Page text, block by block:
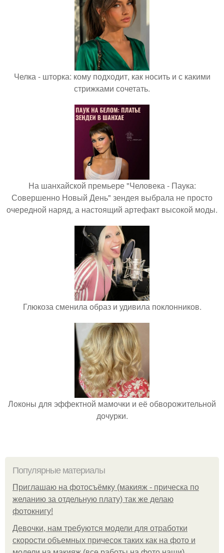
Челка - шторка: кому подходит, как носить и с какими
стрижками сочетать.
На шанхайской премьере "Человека - Паука:
Совершенно Новый День" зендея выбрала не просто
очередной наряд, а настоящий артефакт высокой моды.
Глюкоза сменила образ и удивила поклонников.
Локоны для эффектной мамочки и её обворожительной
дочурки.
Популярные материалы
Приглашаю на фотосъёмку (макияж - прическа по
желанию за отдельную плату) так же делаю
фотокнигу!
Девочки, нам требуются модели для отработки
скорости объемных причесок таких как на фото и